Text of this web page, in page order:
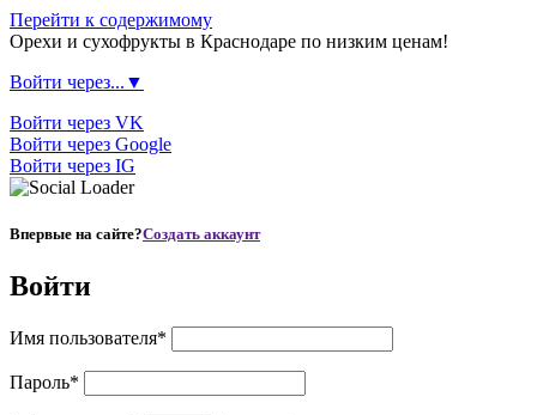
Перейти к содержимому
Орехи и сухофрукты в Краснодаре по низким ценам!
Войти через...▼
Войти через VK
Войти через Google
Войти через IG
Впервые на сайте?Создать аккаунт
Войти
Имя пользователя*
Пароль*